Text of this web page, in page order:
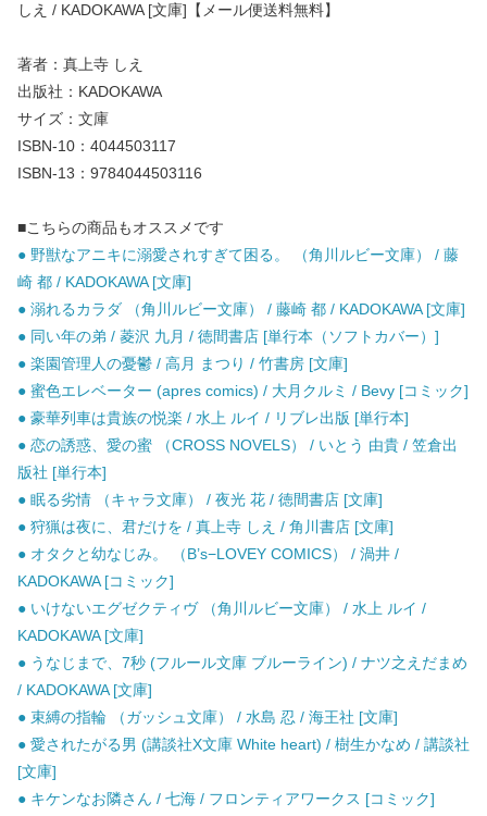
しえ / KADOKAWA [文庫]【メール便送料無料】
著者：真上寺 しえ
出版社：KADOKAWA
サイズ：文庫
ISBN-10：4044503117
ISBN-13：9784044503116
■こちらの商品もオススメです
● 野獣なアニキに溺愛されすぎて困る。 （角川ルビー文庫） / 藤
崎 都 / KADOKAWA [文庫]
● 溺れるカラダ （角川ルビー文庫） / 藤崎 都 / KADOKAWA [文庫]
● 同い年の弟 / 菱沢 九月 / 徳間書店 [単行本（ソフトカバー）]
● 楽園管理人の憂鬱 / 高月 まつり / 竹書房 [文庫]
● 蜜色エレベーター (apres comics) / 大月クルミ / Bevy [コミック]
● 豪華列車は貴族の悦楽 / 水上 ルイ / リブレ出版 [単行本]
● 恋の誘惑、愛の蜜 （CROSS NOVELS） / いとう 由貴 / 笠倉出
版社 [単行本]
● 眠る劣情 （キャラ文庫） / 夜光 花 / 徳間書店 [文庫]
● 狩猟は夜に、君だけを / 真上寺 しえ / 角川書店 [文庫]
● オタクと幼なじみ。 （B’s−LOVEY COMICS） / 渦井 /
KADOKAWA [コミック]
● いけないエグゼクティヴ （角川ルビー文庫） / 水上 ルイ /
KADOKAWA [文庫]
● うなじまで、7秒 (フルール文庫 ブルーライン) / ナツ之えだまめ
/ KADOKAWA [文庫]
● 束縛の指輪 （ガッシュ文庫） / 水島 忍 / 海王社 [文庫]
● 愛されたがる男 (講談社X文庫 White heart) / 樹生かなめ / 講談社
[文庫]
● キケンなお隣さん / 七海 / フロンティアワークス [コミック]